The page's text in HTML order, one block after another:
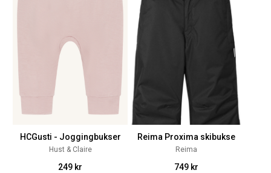
HCGusti - Joggingbukser
Hust & Claire
249 kr
Reima Proxima skibukse
Reima
749 kr